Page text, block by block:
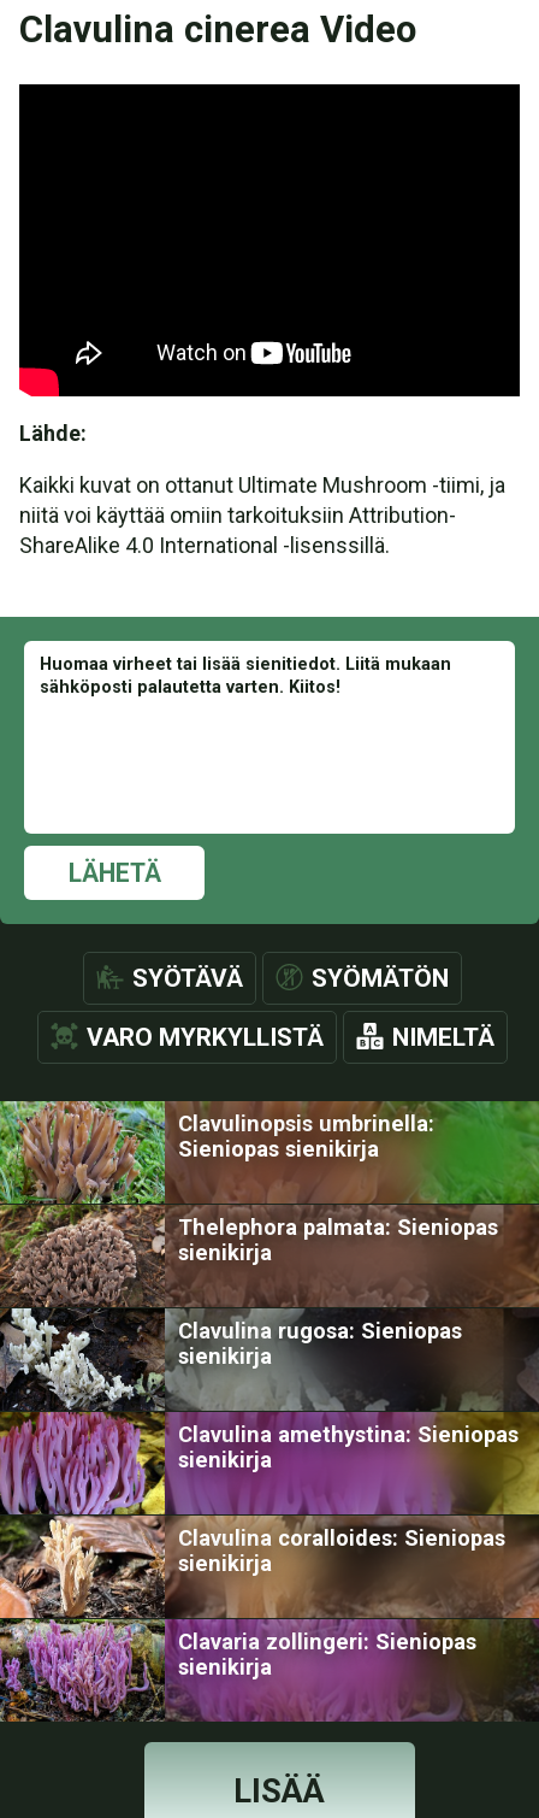
Clavulina cinerea Video
Lähde:
Kaikki kuvat on ottanut Ultimate Mushroom -tiimi, ja
niitä voi käyttää omiin tarkoituksiin Attribution-
ShareAlike 4.0 International -lisenssillä.
LÄHETÄ
SYÖTÄVÄ SYÖMÄTÖN
VARO MYRKYLLISTÄ NIMELTÄ
Clavulinopsis umbrinella:
Sieniopas sienikirja
Thelephora palmata: Sieniopas
sienikirja
Clavulina rugosa: Sieniopas
sienikirja
Clavulina amethystina: Sieniopas
sienikirja
Clavulina coralloides: Sieniopas
sienikirja
Clavaria zollingeri: Sieniopas
sienikirja
LISÄÄ